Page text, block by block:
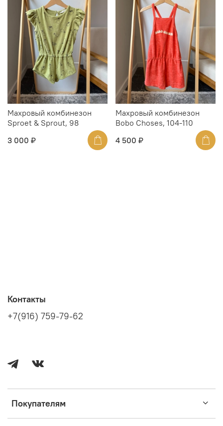
Махровый комбинезон
Sproet & Sprout, 98
3 000 ₽
Махровый комбинезон
Bobo Choses, 104-110
4 500 ₽
Покупателям
Контакты
+7(916) 759-79-62